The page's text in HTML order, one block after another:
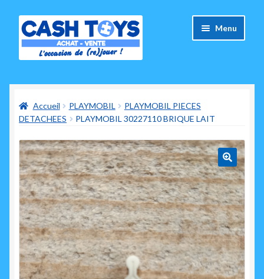
Aller
à
Aller
au
contenu
Menu
Carte Cadeau
Panier
Mes commandes
Mon compte
A propos de nous
Ouvrir
le
menu
enfant
Accueil PLAYMOBIL
PLAYMOBIL PIECES
DETACHEES
PLAYMOBIL 30227110 BRIQUE LAIT
🔍